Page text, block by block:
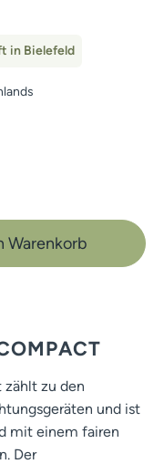
in Bielefeld
Warenkorb
zählt zu den
und ist
mit einem fairen
Der